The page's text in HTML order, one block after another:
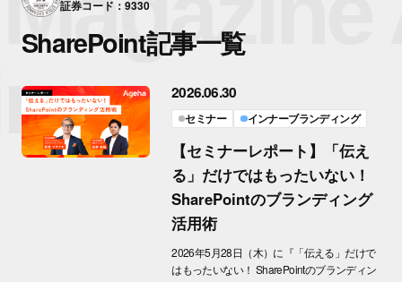
証券コード：9330
SharePoint記事一覧
2026.06.30
セミナー インナーブランディング
【セミナーレポート】「伝え
る」だけではもったいない！
SharePointのブランディング
活用術
2026年5月28日（木）に『「伝える」だけで
はもったいない！ SharePointのブランディン